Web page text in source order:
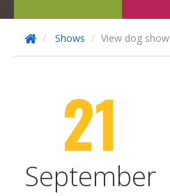
Shows View dog show
21
September